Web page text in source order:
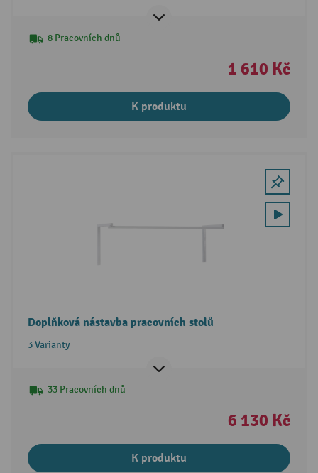
8 Pracovních dnů
1 610 Kč
K produktu
Doplňková nástavba pracovních stolů
3 Varianty
33 Pracovních dnů
6 130 Kč
K produktu